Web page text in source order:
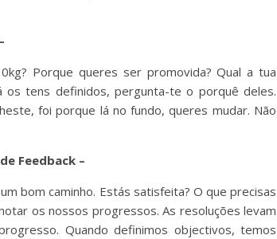
Porque queres ser promovida? Qual a tua
os tens definidos, pergunta-te o porquê deles.
foi porque lá no fundo, queres mudar. Não
Feedback –
bom caminho. Estás satisfeita? O que precisas
os nossos progressos. As resoluções levam
Quando definimos objectivos, temos